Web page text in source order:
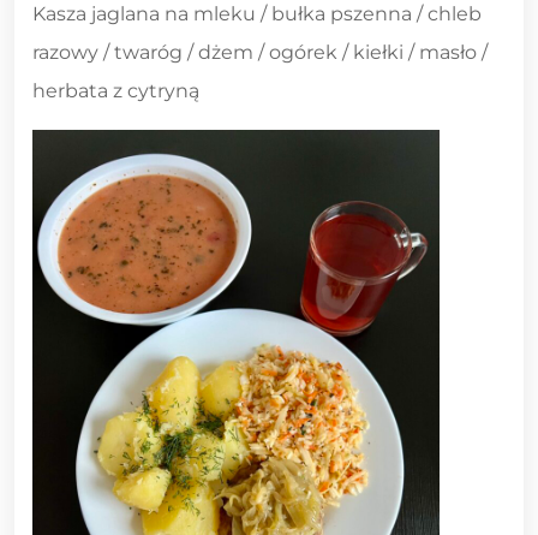
Kasza jaglana na mleku / bułka pszenna / chleb
razowy / twaróg / dżem / ogórek / kiełki / masło /
herbata z cytryną